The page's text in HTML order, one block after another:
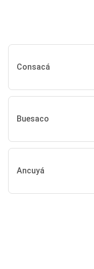
Consacá
Buesaco
Ancuyá